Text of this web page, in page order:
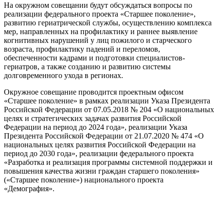
На окружном совещании будут обсуждаться вопросы по
реализации федерального проекта «Старшее поколение»,
развитию гериатрической службы, осуществлению комплекса
мер, направленных на профилактику и раннее выявление
когнитивных нарушений у лиц пожилого и старческого
возраста, профилактику падений и переломов,
обеспеченности кадрами и подготовки специалистов-
гериатров, а также созданию и развитию системы
долговременного ухода в регионах.
Окружное совещание проводится проектным офисом
«Старшее поколение» в рамках реализации Указа Президента
Российской Федерации от 07.05.2018 № 204 «О национальных
целях и стратегических задачах развития Российской
Федерации на период до 2024 года», реализации Указа
Президента Российской Федерации от 21.07.2020 № 474 «О
национальных целях развития Российской Федерации на
период до 2030 года», реализации федерального проекта
«Разработка и реализация программы системной поддержки и
повышения качества жизни граждан старшего поколения»
(«Старшее поколение») национального проекта
«Демография».